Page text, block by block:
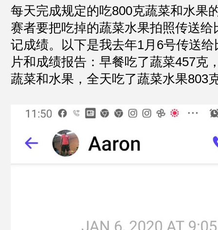
每天完成规定的吃800克蔬菜和水果
赛者要把吃掉的蔬菜水果拍照传送给
记成绩。以下是我去年1月6号传送
片和成绩报告：早餐吃了蔬菜457克
蔬菜和水果，全天吃了蔬菜水果803